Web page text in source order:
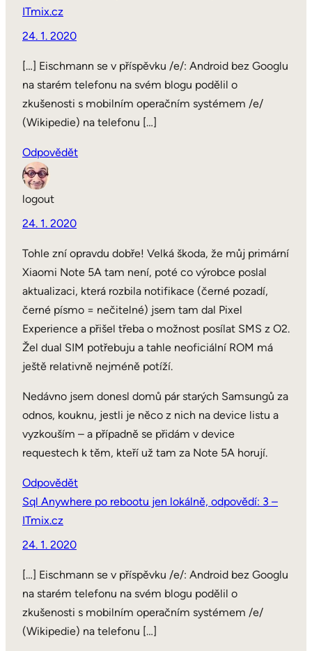
ITmix.cz
24. 1. 2020
[…] Eischmann se v příspěvku /e/: Android bez Googlu
na starém telefonu na svém blogu podělil o
zkušenosti s mobilním operačním systémem /e/
(Wikipedie) na telefonu […]
Odpovědět
logout
24. 1. 2020
Tohle zní opravdu dobře! Velká škoda, že můj primární
Xiaomi Note 5A tam není, poté co výrobce poslal
aktualizaci, která rozbila notifikace (černé pozadí,
černé písmo = nečitelné) jsem tam dal Pixel
Experience a přišel třeba o možnost posílat SMS z O2.
Žel dual SIM potřebuju a tahle neoficiální ROM má
ještě relativně nejméně potíží.
Nedávno jsem donesl domů pár starých Samsungů za
odnos, kouknu, jestli je něco z nich na device listu a
vyzkouším – a případně se přidám v device
requestech k těm, kteří už tam za Note 5A horují.
Odpovědět
Sql Anywhere po rebootu jen lokálně, odpovědí: 3 –
ITmix.cz
24. 1. 2020
[…] Eischmann se v příspěvku /e/: Android bez Googlu
na starém telefonu na svém blogu podělil o
zkušenosti s mobilním operačním systémem /e/
(Wikipedie) na telefonu […]